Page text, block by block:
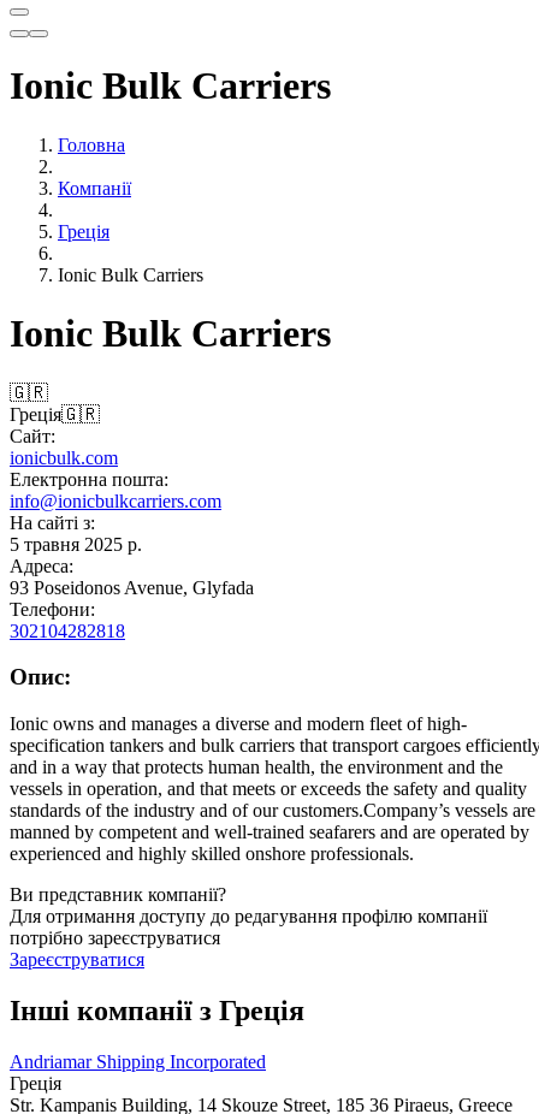
Ionic Bulk Carriers
Головна
Компанії
Греція
Ionic Bulk Carriers
Ionic Bulk Carriers
🇬🇷
Греція🇬🇷
Сайт:
ionicbulk.com
Електронна пошта:
info@ionicbulkcarriers.com
На сайті з:
5 травня 2025 р.
Адреса:
93 Poseidonos Avenue, Glyfada
Телефони:
302104282818
Опис:
Ionic owns and manages a diverse and modern fleet of high-
specification tankers and bulk carriers that transport cargoes
and in a way that protects human health, the environment and the
vessels in operation, and that meets or exceeds the safety and quality
standards of the industry and of our customers.Company’s vessels are
manned by competent and well-trained seafarers and are operated by
experienced and highly skilled onshore professionals.
Ви представник компанії?
Для отримання доступу до редагування профілю компанії
потрібно зареєструватися
Зареєструватися
Інші компанії з Греція
Andriamar Shipping Incorporated
Греція
Str. Kampanis Building, 14 Skouze Street, 185 36 Piraeus, Greece